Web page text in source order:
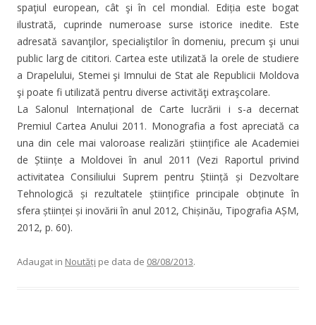
spaţiul european, cât şi în cel mondial. Ediția este bogat
ilustrată, cuprinde numeroase surse istorice inedite. Este
adresată savanţilor, specialiştilor în domeniu, precum şi unui
public larg de cititori. Cartea este utilizată la orele de studiere
a Drapelului, Stemei şi Imnului de Stat ale Republicii Moldova
şi poate fi utilizată pentru diverse activităţi extraşcolare.
La Salonul Internațional de Carte lucrării i s-a decernat
Premiul Cartea Anului 2011. Monografia a fost apreciată ca
una din cele mai valoroase realizări științifice ale Academiei
de Științe a Moldovei în anul 2011 (Vezi Raportul privind
activitatea Consiliului Suprem pentru Știință și Dezvoltare
Tehnologică și rezultatele științifice principale obținute în
sfera științei și inovării în anul 2012, Chișinău, Tipografia AȘM,
2012, p. 60).
Adaugat in Noutăți pe data de 08/08/2013.